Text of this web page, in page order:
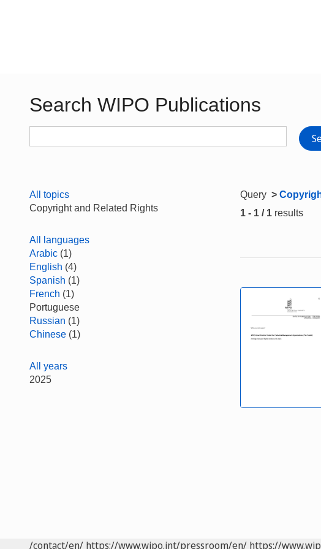
Search WIPO Publications
All topics
Copyright and Related Rights
All languages
Arabic (1)
English (4)
Spanish (1)
French (1)
Portuguese
Russian (1)
Chinese (1)
All years
2025
Query >
1 - 1 / 1 results
/contact/en/ https://www.wipo.int/pressroom/en/ https://